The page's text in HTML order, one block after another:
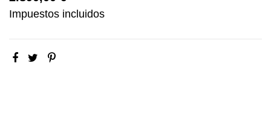
Impuestos incluidos